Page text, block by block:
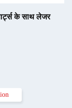
के साथ लेजर